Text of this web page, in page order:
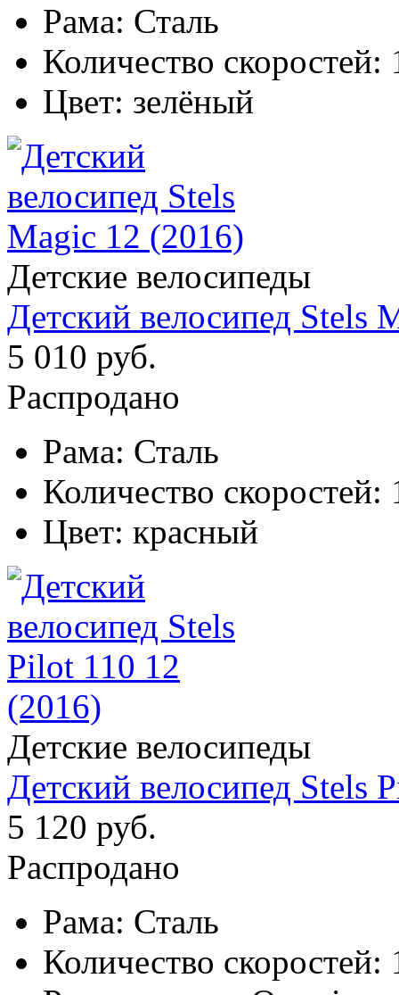
Рама: Сталь
Количество скоростей:
Цвет: зелёный
Детские велосипеды
Детский велосипед Stels
5 010 руб.
Распродано
Рама: Сталь
Количество скоростей:
Цвет: красный
Детские велосипеды
Детский велосипед Stels
5 120 руб.
Распродано
Рама: Сталь
Количество скоростей: